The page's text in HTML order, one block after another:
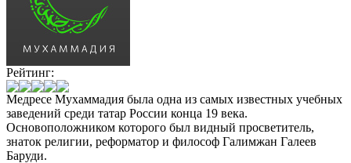
Рейтинг:
Медресе Мухаммадия была одна из самых известных учебных
заведений среди татар России конца 19 века.
Основоположником которого был видный просветитель,
знаток религии, реформатор и философ Галимжан Галеев
Баруди.